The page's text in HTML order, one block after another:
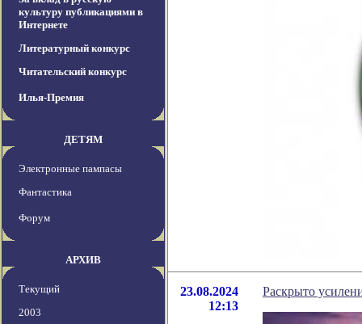
культуру публикациями в
Интернете
Литературный конкурс
Читательский конкурс
Илья-Премия
ДЕТЯМ
Электронные пампасы
Фантастика
Форум
АРХИВ
Текущий
2003
23.08.2024
12:13
Раскрыто